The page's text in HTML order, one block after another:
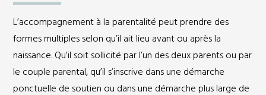
L’accompagnement à la parentalité peut prendre des
formes multiples selon qu’il ait lieu avant ou après la
naissance. Qu’il soit sollicité par l’un des deux parents ou par
le couple parental, qu’il s’inscrive dans une démarche
ponctuelle de soutien ou dans une démarche plus large de